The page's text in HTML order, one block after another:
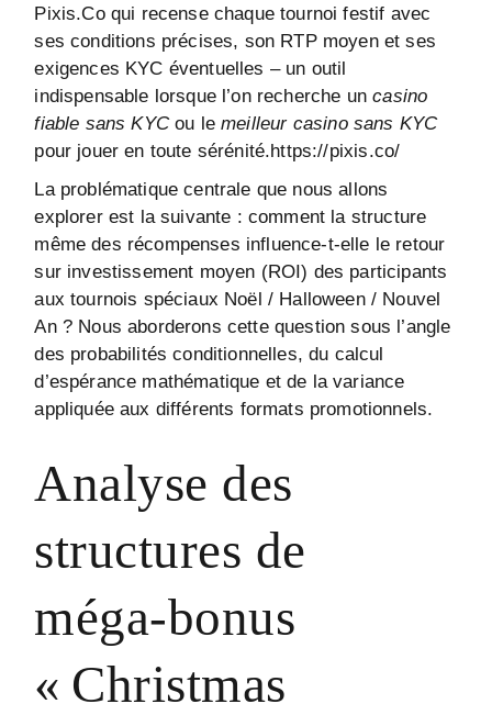
Pixis.Co qui recense chaque tournoi festif avec
ses conditions précises, son RTP moyen et ses
exigences KYC éventuelles – un outil
indispensable lorsque l’on recherche uncasino
fiable sans KYCou lemeilleur casino sans KYC
pour jouer en toute sérénité.https://pixis.co/
La problématique centrale que nous allons
explorer est la suivante : comment la structure
même des récompenses influence-t-elle le retour
sur investissement moyen (ROI) des participants
aux tournois spéciaux Noël / Halloween / Nouvel
An ? Nous aborderons cette question sous l’angle
des probabilités conditionnelles, du calcul
d’espérance mathématique et de la variance
appliquée aux différents formats promotionnels.
Analyse des
structures de
méga‑bonus
« Christmas